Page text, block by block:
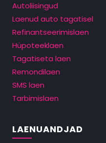
Autoliisingud
Laenud auto tagatisel
Refinantseerimislaen
Hüpoteeklaen
Tagatiseta laen
Remondilaen
SMS laen
Tarbimislaen
LAENUANDJAD